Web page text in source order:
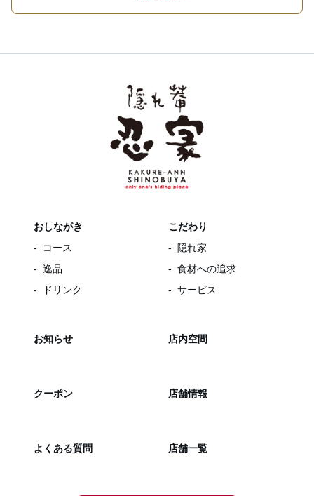
おしながき
コース
逸品
ドリンク
こだわり
隠れ家
食材への追求
サービス
お知らせ 店内空間
クーポン 店舗情報
よくある質問 店舗一覧